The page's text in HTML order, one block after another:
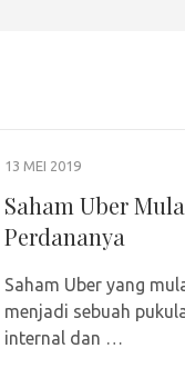
13 MEI 2019
Saham Uber
Perdananya
Saham Uber yang
menjadi sebuah
internal dan …